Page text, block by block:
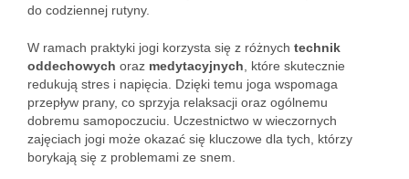
do codziennej rutyny.
W ramach praktyki jogi korzysta się z różnych technik
oddechowych oraz medytacyjnych , które skutecznie
redukują stres i napięcia. Dzięki temu joga wspomaga
przepływ prany, co sprzyja relaksacji oraz ogólnemu
dobremu samopoczuciu. Uczestnictwo w wieczornych
zajęciach jogi może okazać się kluczowe dla tych, którzy
borykają się z problemami ze snem.